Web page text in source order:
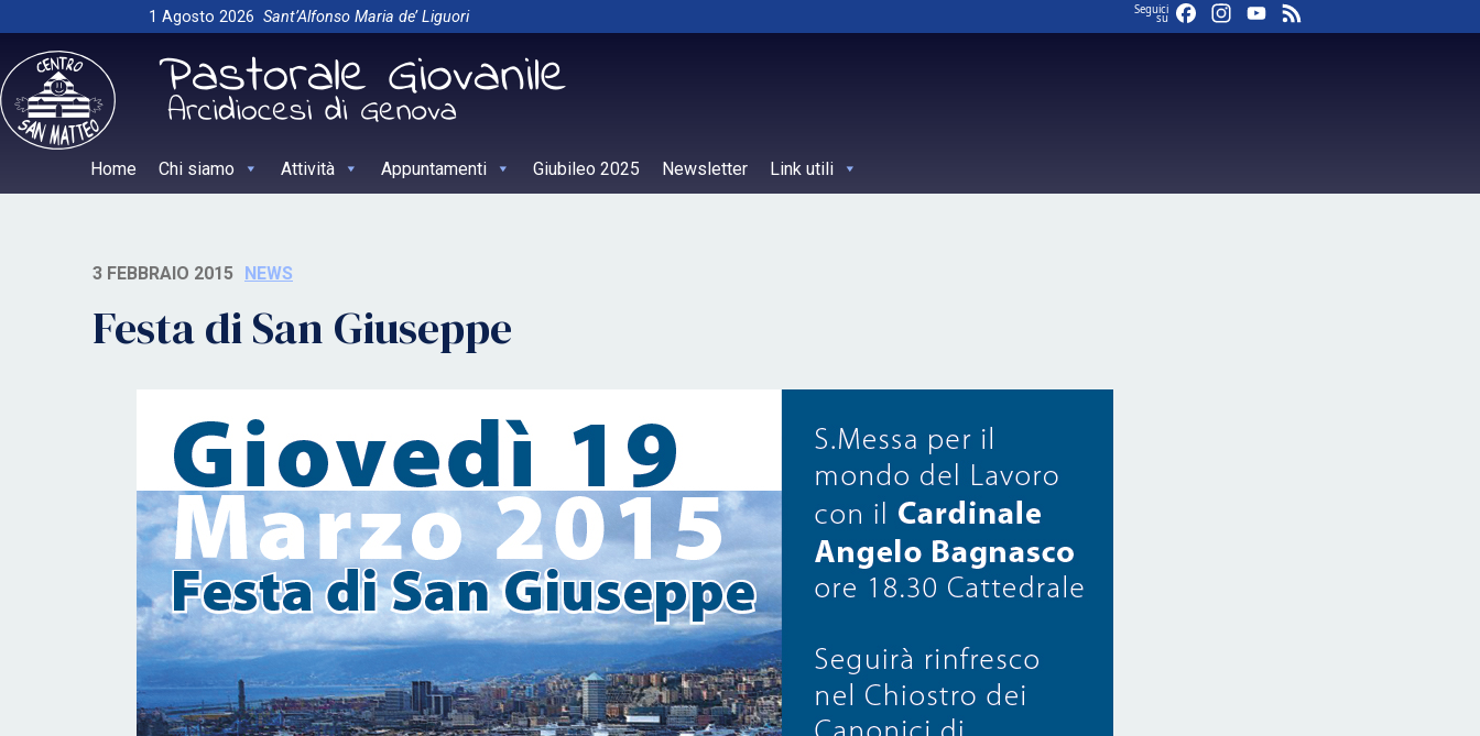
to
content
1 Agosto 2026 Sant’Alfonso Maria de’ Liguori Seguici
su FacebookInstagram
YouTube
Home Chi siamo Attività Appuntamenti Giubileo 2025 Newsletter Link utili
3 FEBBRAIO 2015 NEWS
Festa di San Giuseppe